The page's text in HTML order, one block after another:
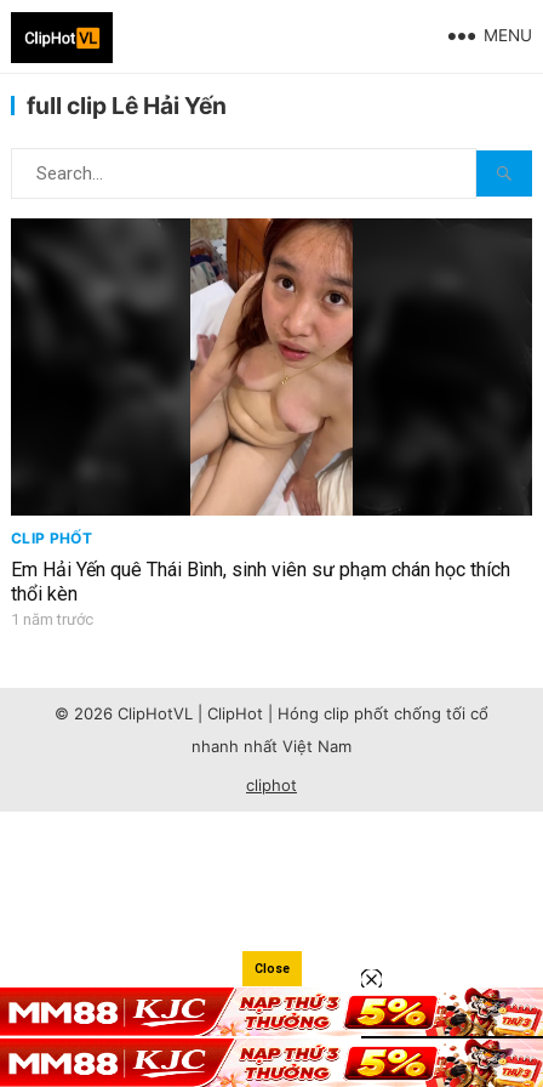
MENU
full clip Lê Hải Yến
CLIP PHỐT
Em Hải Yến quê Thái Bình, sinh viên sư phạm chán học thích
thổi kèn
1 năm trước
© 2026 ClipHotVL | ClipHot | Hóng clip phốt chống tối cổ
nhanh nhất Việt Nam
cliphot
Close